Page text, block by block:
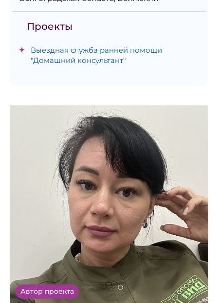
Проекты
Выездная служба ранней помощи
"Домашний консультант"
Автор проекта